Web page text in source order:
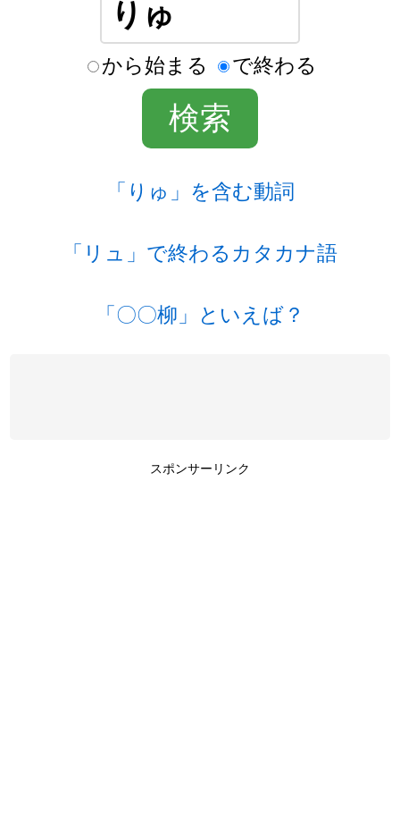
から始まる で終わる
「りゅ」を含む動詞
「リュ」で終わるカタカナ語
「〇〇柳」といえば？
スポンサーリンク